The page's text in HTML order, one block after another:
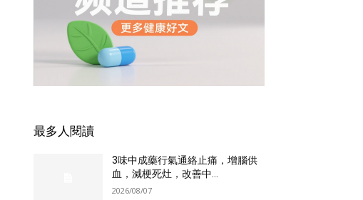
最多人閱讀
3味中成藥行氣通絡止痛，增腦供
血，減梗死灶，改善中...
2026/08/07